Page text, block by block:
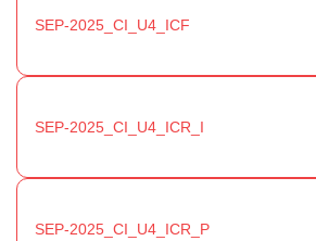
SEP-2025_CI_U4_ICF
SEP-2025_CI_U4_ICR_I
SEP-2025_CI_U4_ICR_P